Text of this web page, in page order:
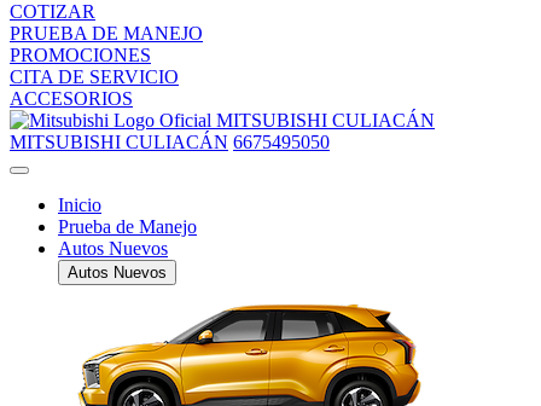
COTIZAR
PRUEBA DE MANEJO
PROMOCIONES
CITA DE SERVICIO
ACCESORIOS
MITSUBISHI CULIACÁN
MITSUBISHI CULIACÁN 6675495050
Inicio
Prueba de Manejo
Autos Nuevos
Autos Nuevos